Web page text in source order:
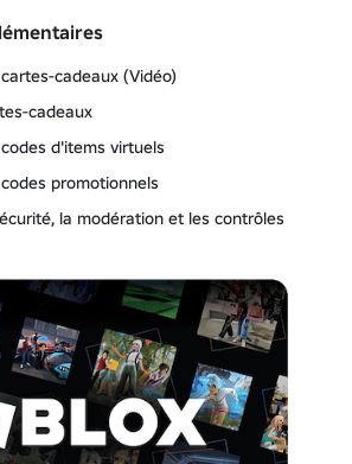
cadeaux (Vidéo)
cadeaux
d'items virtuels
promotionnels
la modération et les contrôles